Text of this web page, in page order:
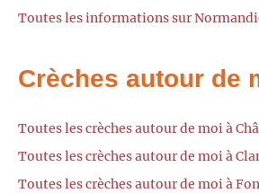
Toutes les informations sur
Crèches autour de
Toutes les crèches autour de moi à
Toutes les crèches autour de moi à
Toutes les crèches autour de moi à